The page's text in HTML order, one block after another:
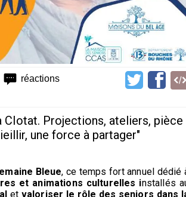
réactions
CIotat. Projections, ateliers, pièce
une force à partager"
Bleue, ce temps fort annuel dédié
et animations culturelles installés
et valoriser le rôle des seniors dans